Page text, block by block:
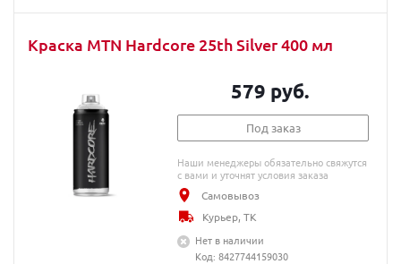
Краска MTN Hardcore 25th Silver 400 мл
579 руб.
Под заказ
Наши менеджеры обязательно свяжутся
с вами и уточнят условия заказа
Самовывоз
Курьер, ТК
Нет в наличии
Код: 8427744159030